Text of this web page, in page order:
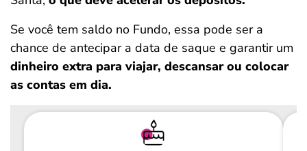
Se você tem saldo no Fundo, essa pode ser a
chance de antecipar a data de saque e garantir um
dinheiro extra para viajar, descansar ou colocar
as contas em dia.